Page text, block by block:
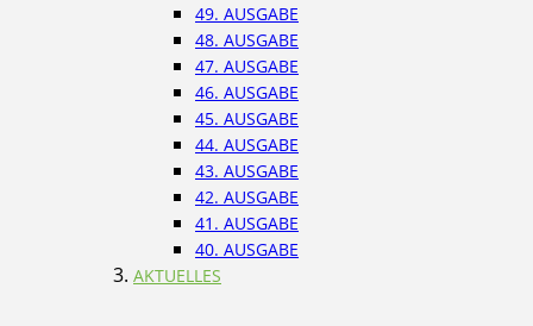
49. AUSGABE
48. AUSGABE
47. AUSGABE
46. AUSGABE
45. AUSGABE
44. AUSGABE
43. AUSGABE
42. AUSGABE
41. AUSGABE
40. AUSGABE
AKTUELLES